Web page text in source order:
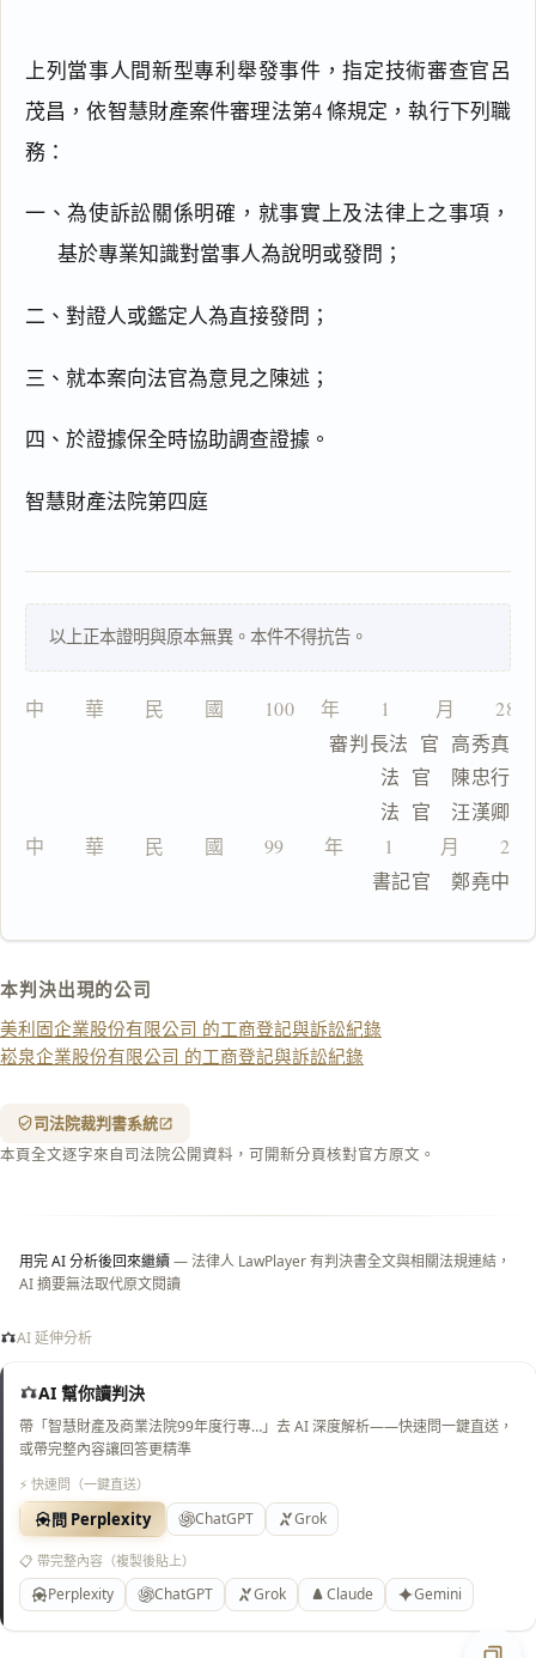
上列當事人間新型專利舉發事件，指定技術審查官呂
茂昌，依智慧財產案件審理法第4 條規定，執行下列職
務：
一、為使訴訟關係明確，就事實上及法律上之事項，
基於專業知識對當事人為說明或發問；
二、對證人或鑑定人為直接發問；
三、就本案向法官為意見之陳述；
四、於證據保全時協助調查證據。
智慧財產法院第四庭
以上正本證明與原本無異。本件不得抗告。
中　　華　　民　　國　　100 　年　　1 　　月　　28
                          審判長法  官  高秀真
                                法  官　陳忠行
                                法  官　汪漢卿
中　　華　　民　　國　　99　　年　　1　　 月　　28
書記官　鄭堯中
本判決出現的公司
美利固企業股份有限公司 的工商登記與訴訟紀錄
崧泉企業股份有限公司 的工商登記與訴訟紀錄
司法院裁判書系統
本頁全文逐字來自司法院公開資料，可開新分頁核對官方原文。
用完 AI 分析後回來繼續— 法律人 LawPlayer 有判決書全文與相關法規連結，
AI 摘要無法取代原文閱讀
AI 延伸分析
AI 幫你讀判決
帶「智慧財產及商業法院99年度行專…」去 AI 深度解析——快速問一鍵直送，
或帶完整內容讓回答更精準
⚡ 快速問（一鍵直送）
問 Perplexity ChatGPT Grok
📋 帶完整內容（複製後貼上）
Perplexity ChatGPT Grok Claude Gemini
搜尋本
一
鍵
複
製
全
複製給 AI
去換行複製
匯出 PDF
精美列印